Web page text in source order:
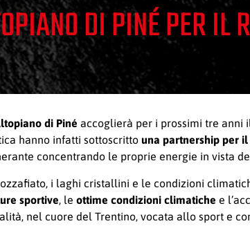
DI PINÉ PER IL
di Piné accoglierà per i prossimi tre anni
hanno infatti sottoscritto una partnership per
concentrando le proprie energie in vista
i laghi cristallini e le condizioni
sportive, le ottime condizioni climatiche e
nel cuore del Trentino, vocata allo sport e